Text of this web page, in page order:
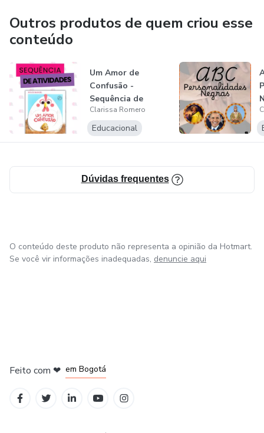
Outros produtos de quem criou esse
conteúdo
Um Amor de
Confusão -
Sequência de
Atividades
Clarissa Romero
Educacional
Dúvidas frequentes
O conteúdo deste produto não representa a opinião da Hotmart.
Se você vir informações inadequadas, denuncie aqui
Feito com ❤ em Bogotá